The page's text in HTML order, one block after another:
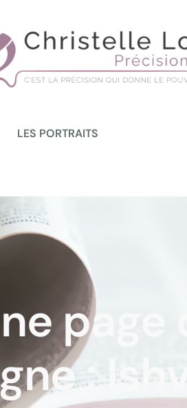
LES PORTRAITS
page
: